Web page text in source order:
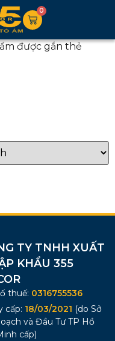
0
được gắn thẻ
TY TNHH XUẤT
KHẨU 355
thuế: 0316755536
cấp: 18/03/2021 (do Sở
và Đầu Tư TP Hồ
cấp)